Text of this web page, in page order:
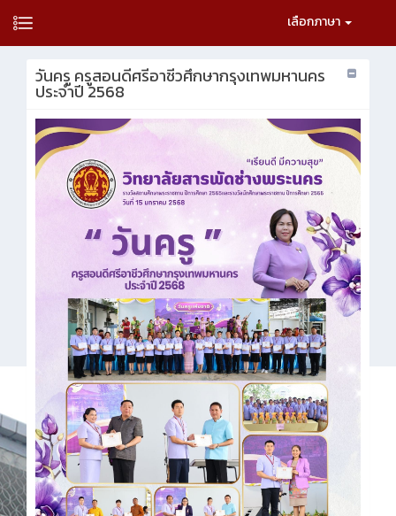
เลือกภาษา
วันครู ครูสอนดีศรีอาชีวศึกษากรุงเทพมหานคร
ประจำปี 2568